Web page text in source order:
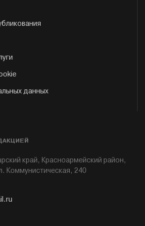
данных
край, Красноармейский район,
Коммунистическая, 240